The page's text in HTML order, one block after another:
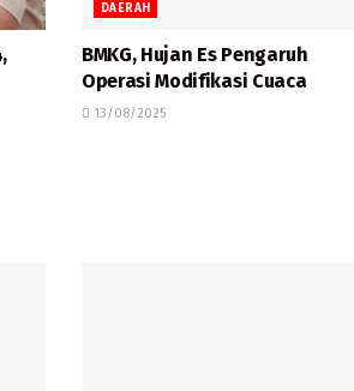
DAERAH
BMKG, Hujan Es Pengaruh
Operasi Modifikasi Cuaca
13/08/2025